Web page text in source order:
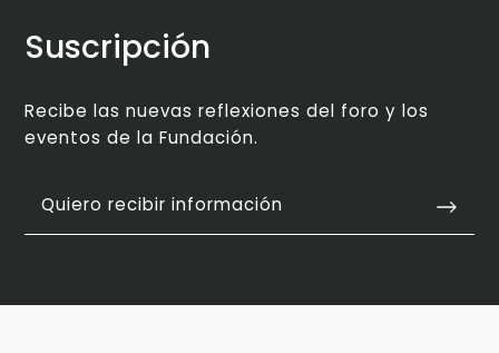
Suscripción
Recibe las nuevas reflexiones del foro y los
eventos de la Fundación.
Quiero recibir información